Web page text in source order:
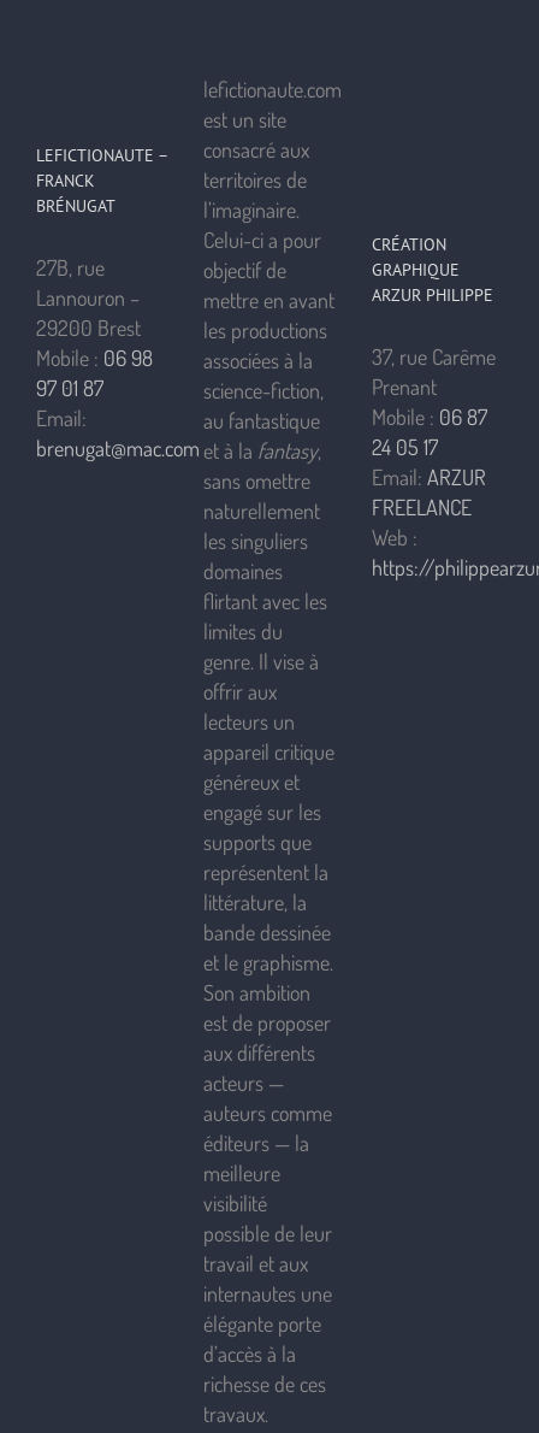
LEFICTIONAUTE –
FRANCK
BRÉNUGAT
27B, rue
Lannouron –
29200 Brest
Mobile : 06 98
97 01 87
Email:
brenugat@mac.com
lefictionaute.com
est un site
consacré aux
territoires de
l’imaginaire.
Celui-ci a pour
objectif de
mettre en avant
les productions
associées à la
science-fiction,
au fantastique
et à la fantasy,
sans omettre
naturellement
les singuliers
domaines
flirtant avec les
limites du
genre. Il vise à
offrir aux
lecteurs un
appareil critique
généreux et
engagé sur les
supports que
représentent la
littérature, la
bande dessinée
et le graphisme.
Son ambition
est de proposer
aux différents
acteurs —
auteurs comme
éditeurs — la
meilleure
visibilité
possible de leur
travail et aux
internautes une
élégante porte
d’accès à la
richesse de ces
travaux.
CRÉATION
GRAPHIQUE
ARZUR PHILIPPE
37, rue Carême
Prenant
Mobile : 06 87
24 05 17
Email: ARZUR
FREELANCE
Web :
https://